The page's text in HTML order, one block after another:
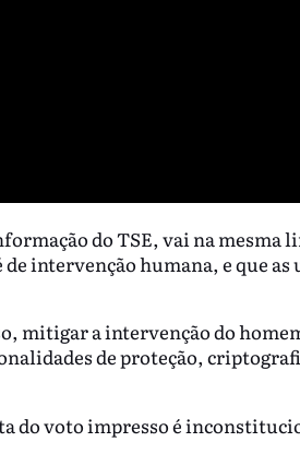
do TSE, vai na mesma
de intervenção humana, e que
mitigar a intervenção do
de proteção,
do voto impresso é